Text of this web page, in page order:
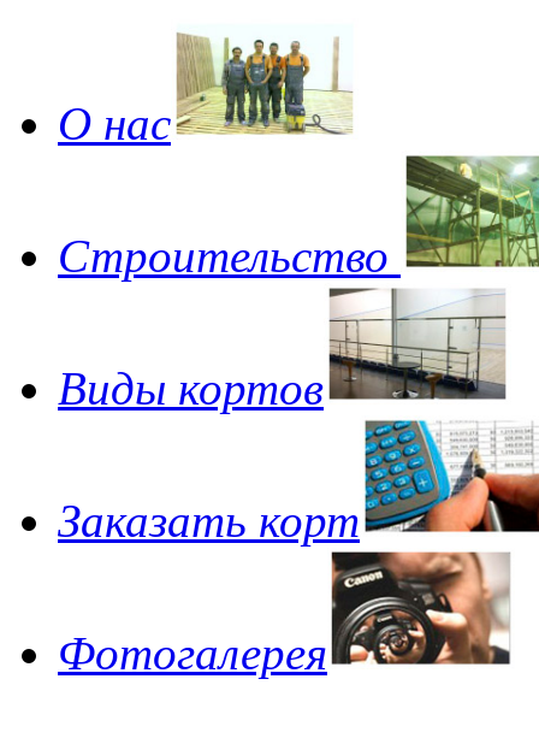
О нас
Строительство
Виды кортов
Заказать корт
Фотогалерея